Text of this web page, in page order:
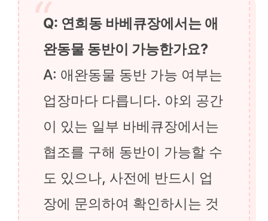
Q: 연희동 바베큐장에서는 애
완동물 동반이 가능한가요?
A: 애완동물 동반 가능 여부는
업장마다 다릅니다. 야외 공간
이 있는 일부 바베큐장에서는
협조를 구해 동반이 가능할 수
도 있으나, 사전에 반드시 업
장에 문의하여 확인하시는 것